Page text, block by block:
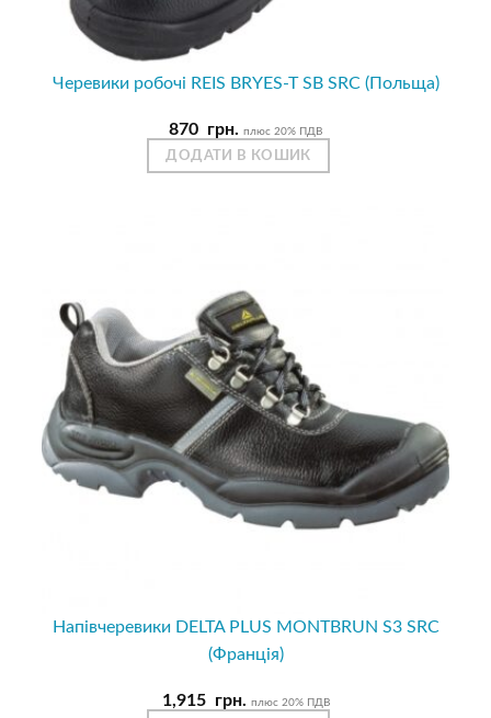
Черевики робочі REIS BRYES-T SB SRC (Польща)
870 грн. плюс 20% ПДВ
ДОДАТИ В КОШИК
Напівчеревики DELTA PLUS MONTBRUN S3 SRC
(Франція)
1,915 грн. плюс 20% ПДВ